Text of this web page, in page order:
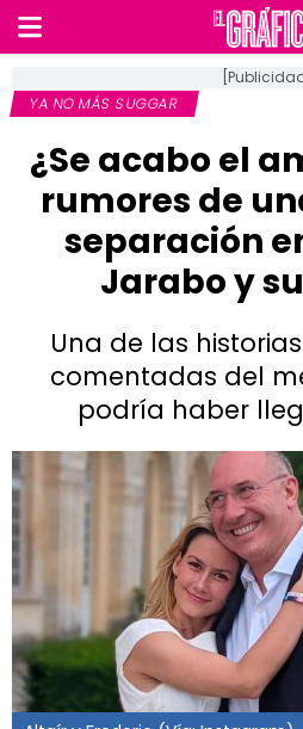
YA NO MÁS SUGGAR
¿Se acabo el
rumores de
separación
Jarabo y
Una de las
comentadas del
podría haber